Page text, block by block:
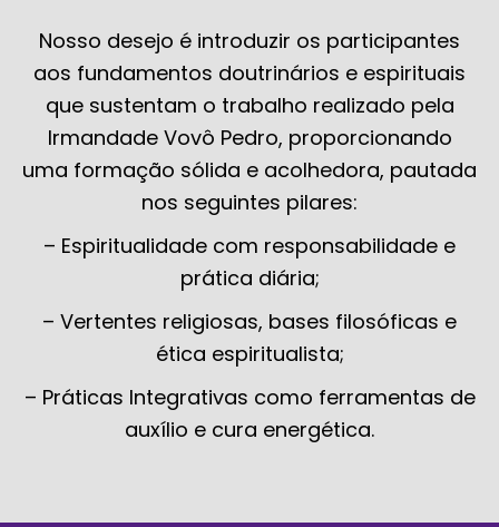
Nosso desejo é introduzir os participantes
aos fundamentos doutrinários e espirituais
que sustentam o trabalho realizado pela
Irmandade Vovô Pedro, proporcionando
uma formação sólida e acolhedora, pautada
nos seguintes pilares:
– Espiritualidade com responsabilidade e
prática diária;
– Vertentes religiosas, bases filosóficas e
ética espiritualista;
– Práticas Integrativas como ferramentas de
auxílio e cura energética.